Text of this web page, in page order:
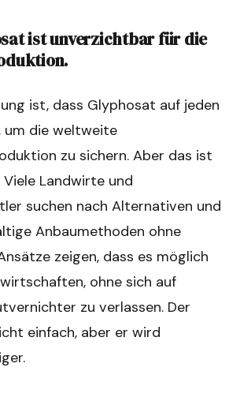
ist unverzichtbar für die
ist, dass Glyphosat auf jeden
um die weltweite
zu sichern. Aber das ist
Landwirte und
suchen nach Alternativen und
Anbaumethoden ohne
zeigen, dass es möglich
ohne sich auf
zu verlassen. Der
einfach, aber er wird